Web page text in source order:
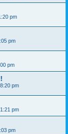
pm
pm
pm
pm
pm
pm